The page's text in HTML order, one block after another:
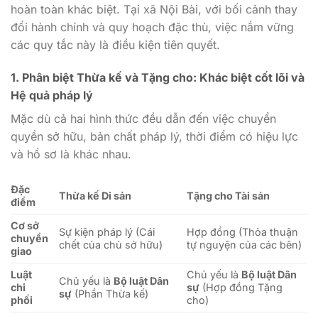
hoàn toàn khác biệt. Tại xã Nội Bài, với bối cảnh thay
đổi hành chính và quy hoạch đặc thù, việc nắm vững
các quy tắc này là điều kiện tiên quyết.
1. Phân biệt Thừa kế và Tặng cho: Khác biệt cốt lõi và
Hệ quả pháp lý
Mặc dù cả hai hình thức đều dẫn đến việc chuyển
quyền sở hữu, bản chất pháp lý, thời điểm có hiệu lực
và hồ sơ là khác nhau.
Đặc
điểm
Thừa kế Di sản Tặng cho Tài sản
Cơ sở
chuyển
giao
Sự kiện pháp lý (Cái
chết của chủ sở hữu)
Hợp đồng (Thỏa thuận
tự nguyện của các bên)
Luật
chi
phối
Chủ yếu là Bộ luật Dân
sự (Phần Thừa kế)
Chủ yếu là Bộ luật Dân
sự (Hợp đồng Tặng
cho)